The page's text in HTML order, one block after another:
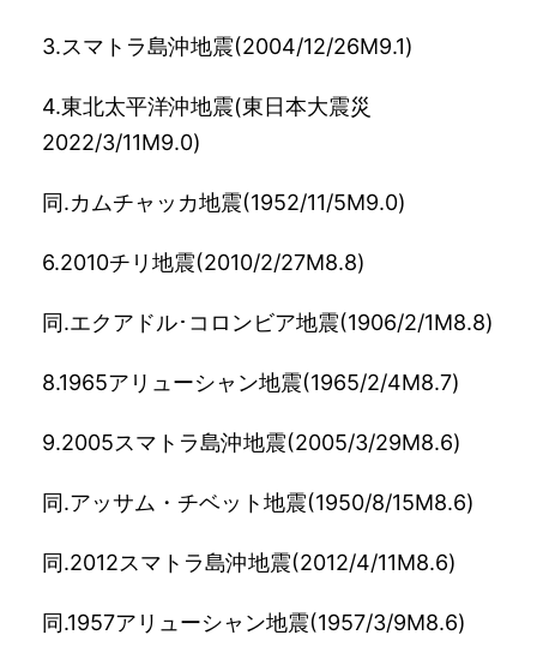
3.スマトラ島沖地震(2004/12/26M9.1)
4.東北太平洋沖地震(東日本大震災
2022/3/11M9.0)
同.カムチャッカ地震(1952/11/5M9.0)
6.2010チリ地震(2010/2/27M8.8)
同.エクアドル･コロンビア地震(1906/2/1M8.8)
8.1965アリューシャン地震(1965/2/4M8.7)
9.2005スマトラ島沖地震(2005/3/29M8.6)
同.アッサム・チベット地震(1950/8/15M8.6)
同.2012スマトラ島沖地震(2012/4/11M8.6)
同.1957アリューシャン地震(1957/3/9M8.6)